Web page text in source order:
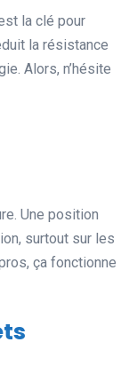
la clé pour
la résistance
Alors, n’hésite
Une position
surtout sur les
ça fonctionne